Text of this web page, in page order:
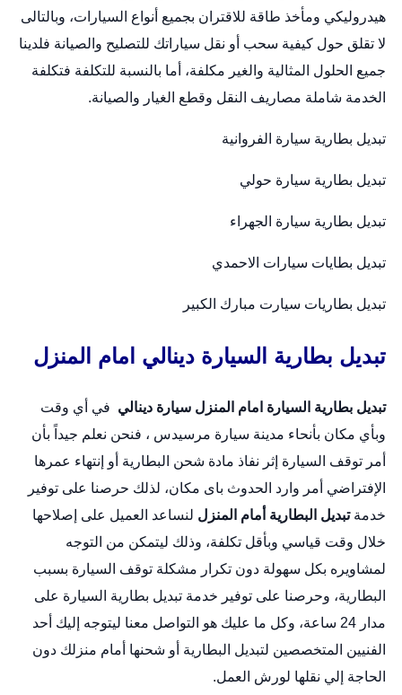
هيدروليكي ومأخذ طاقة للاقتران بجميع أنواع السيارات، وبالتالى
لا تقلق حول كيفية سحب أو نقل سياراتك للتصليح والصيانة فلدينا
جميع الحلول المثالية والغير مكلفة، أما بالنسبة للتكلفة فتكلفة
الخدمة شاملة مصاريف النقل وقطع الغيار والصيانة.
تبديل بطارية سيارة الفروانية
تبديل بطارية سيارة حولي
تبديل بطارية سيارة الجهراء
تبديل بطايات سيارات الاحمدي
تبديل بطاريات سيارت مبارك الكبير
تبديل بطارية السيارة دينالي امام المنزل
تبديل بطارية السيارة امام المنزل سيارة دينالي في أي وقت
وبأي مكان بأنحاء مدينة سيارة مرسيدس ، فنحن نعلم جيداً بأن
أمر توقف السيارة إثر نفاذ مادة شحن البطارية أو إنتهاء عمرها
الإفتراضي أمر وارد الحدوث باى مكان، لذلك حرصنا على توفير
خدمةتبديل البطارية أمام المنزل لنساعد العميل على إصلاحها
خلال وقت قياسي وبأقل تكلفة، وذلك ليتمكن من التوجه
لمشاويره بكل سهولة دون تكرار مشكلة توقف السيارة بسبب
البطارية، وحرصنا على توفير خدمة تبديل بطارية السيارة على
مدار 24 ساعة، وكل ما عليك هو التواصل معنا ليتوجه إليك أحد
الفنيين المتخصصين لتبديل البطارية أو شحنها أمام منزلك دون
الحاجة إلي نقلها لورش العمل.